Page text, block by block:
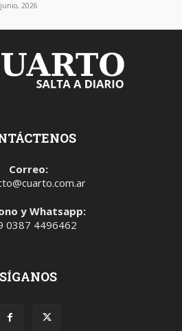
2026
Correo:
y Whatsapp:
0387 4496462
SÍGANOS